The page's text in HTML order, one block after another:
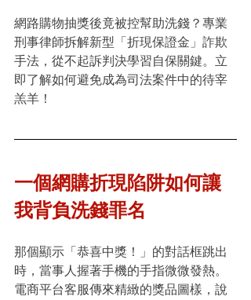
網路購物抽獎後竟被控幫助洗錢？專業
刑事律師拆解新型「折現保證金」詐欺
手法，從不起訴判決學習自保關鍵。立
即了解如何避免成為司法案件中的待宰
羔羊！
一個網購折現陷阱如何讓
我背負洗錢罪名
那個顯示「恭喜中獎！」的對話框跳出
時，當事人握著手機的手指微微發熱。
電商平台客服傳來精緻的獎品圖樣，說